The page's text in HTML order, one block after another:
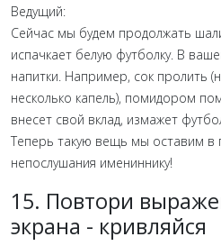
Ведущий:
Сейчас мы будем продолжать
испачкает белую футболку. В
напитки. Например, сок пролить
несколько капель), помидором
внесет свой вклад, измажет
Теперь такую вещь мы оставим в
непослушания имениннику!
15. Повтори
экрана - кривляйся